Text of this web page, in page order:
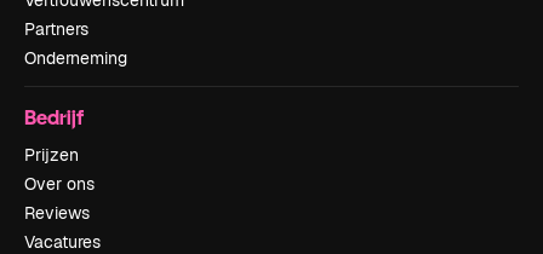
Partners
Onderneming
Bedrijf
Prijzen
Over ons
Reviews
Vacatures